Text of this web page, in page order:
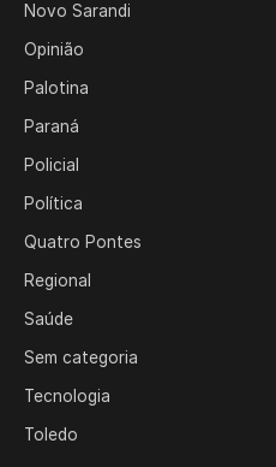
Novo Sarandi
Opinião
Palotina
Paraná
Policial
Política
Quatro Pontes
Regional
Saúde
Sem categoria
Tecnologia
Toledo